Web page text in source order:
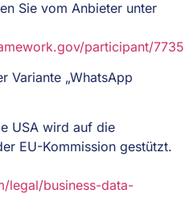
Sie vom Anbieter unter
participant/7735
Variante „WhatsApp
USA wird auf die
EU-Kommission gestützt.
legal/business-data-